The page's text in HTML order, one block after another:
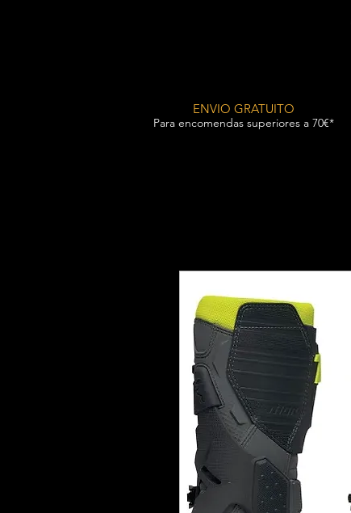
ENVIO GRATUITO
Para encomendas superiores a 70€*